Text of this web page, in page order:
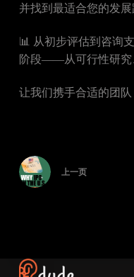
并找到最适合您的发展
📊 从初步评估到咨询
阶段——从可行性研究
让我们携手合适的团
上一页